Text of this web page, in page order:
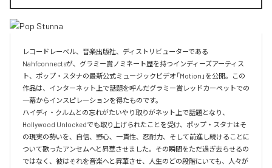
レコードレーベル、音楽出版社、ディストリビューターである
Nahfconnectsが、グラミー賞ノミネート歴を持つインディーズアーティス
ト、ポップ・スタナの最新公式ミュージックビデオ「Motion」を公開。この
作品は、インターネット上で話題を呼んだグラミー賞レッドカーペットでの
一幕からインスピレーションを得たものです。
ハイディ・クルムとの忘れがたいやり取りがネット上で話題となり、
Hollywood Unlockedでも取り上げられたことを受け、ポップ・スタナはそ
の現実の勢いを、自信、野心、一貫性、忍耐力、そして前進し続けることに
ついて歌ったアンセムへと昇華させました。その瞬間をただ過ぎ去らせるの
ではなく、彼はそれを音楽へと昇華させ、人生のどの段階にいても、人々が